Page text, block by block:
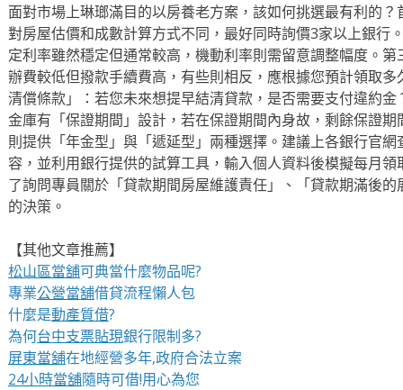
面對市場上琳瑯滿目的以房養老方案，該如何挑選最有利的
對房屋估價和成數計算方式不同，最好同時詢價3家以上銀行
定利率雖然穩定但通常較高，機動利率則需留意調整幅度。
辦費較低但撥款手續費高，有些則相反，應根據您預計領取
清償條款」：若您未來想提早結清貸款，是否需要支付違約
金庫有「保證期間」設計，若在保證期間內身故，剩餘保證
則提供「年金型」與「遞延型」兩種選擇。建議上各銀行官
容，並利用銀行提供的試算工具，輸入個人資料後模擬每月
了詢問專員關於「貸款期間房屋維護責任」、「貸款期滿後
的決策。
【其他文章推薦】
松山區當舖可典當什麼物品呢?
專業公營當舖借貸流程懶人包
什麼是動產質借?
為何台中支票貼現銀行限制多?
屏東當舖在地經營多年,政府合法立案
24小時當舖隨時可借!用心為您